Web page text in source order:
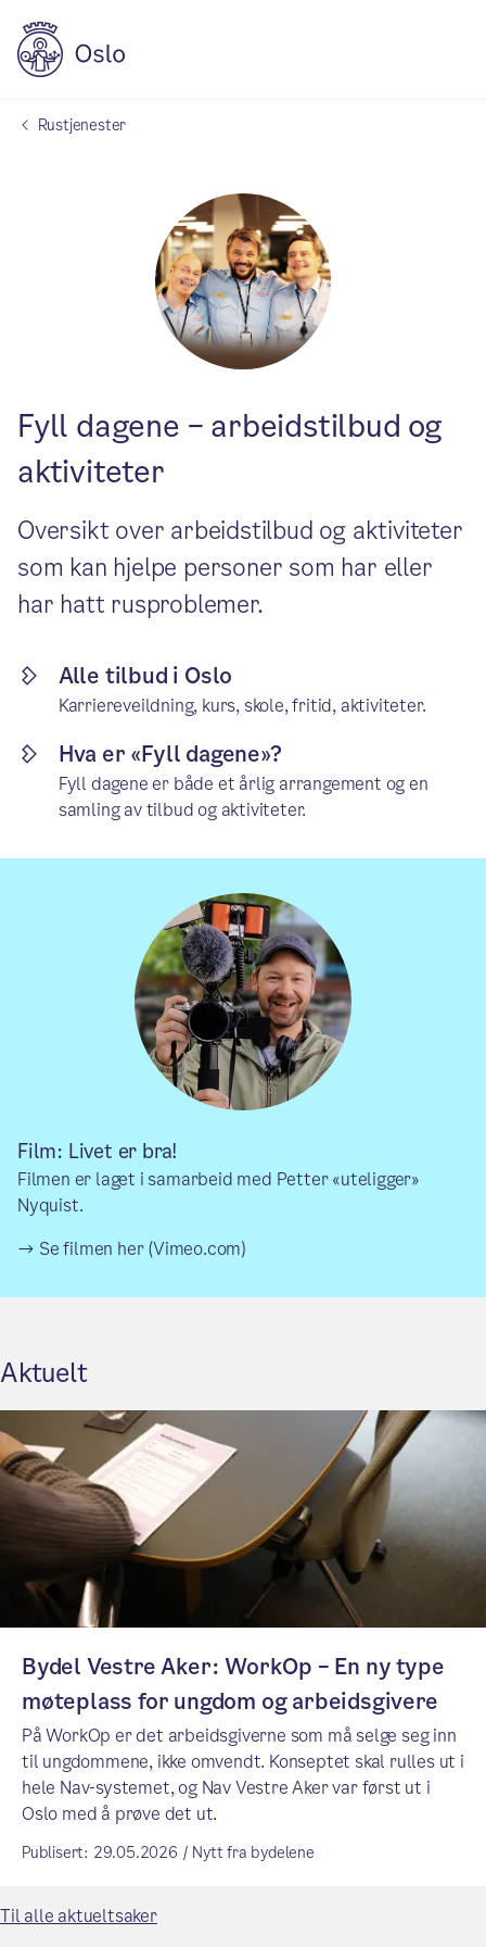
Rustjenester
Fyll dagene – arbeidstilbud og
aktiviteter
Oversikt over arbeidstilbud og aktiviteter
som kan hjelpe personer som har eller
har hatt rusproblemer.
Alle tilbud i Oslo
Karriereveildning, kurs, skole, fritid, aktiviteter.
Hva er «Fyll dagene»?
Fyll dagene er både et årlig arrangement og en
samling av tilbud og aktiviteter.
Film: Livet er bra!
Filmen er laget i samarbeid med Petter «uteligger»
Nyquist.
Se filmen her (Vimeo.com)
Aktuelt
Bydel Vestre Aker: WorkOp – En ny type
møteplass for ungdom og arbeidsgivere
På WorkOp er det arbeidsgiverne som må selge seg inn
til ungdommene, ikke omvendt. Konseptet skal rulles ut i
hele Nav-systemet, og Nav Vestre Aker var først ut i
Oslo med å prøve det ut.
Publisert: 29.05.2026 / Nytt fra bydelene
Til alle aktueltsaker